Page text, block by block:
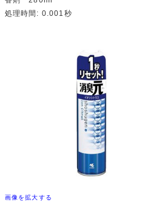
処理時間: 0.001秒
画像を拡大する